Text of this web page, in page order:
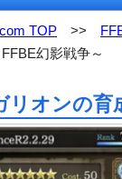
TOP >>
幻影戦争～
リオンの育